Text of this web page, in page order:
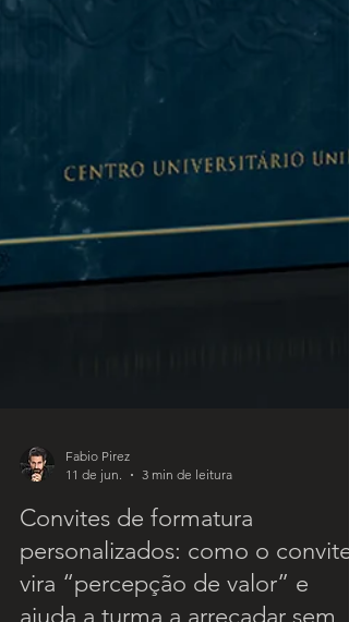
Fabio Pirez
11 de jun.
3 min de leitura
Convites de formatura